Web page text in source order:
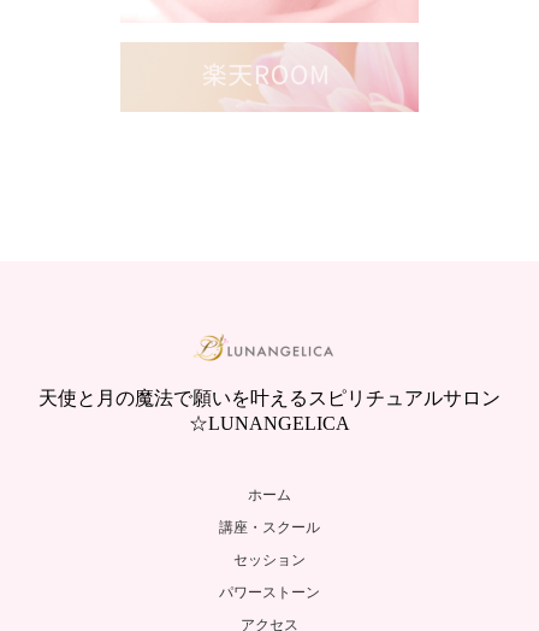
天使と月の魔法で願いを叶えるスピリチュアルサロン
☆LUNANGELICA
ホーム
講座・スクール
セッション
パワーストーン
アクセス